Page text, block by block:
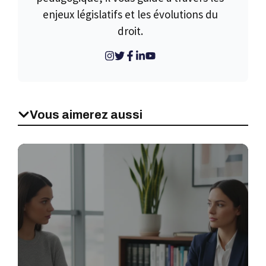
enjeux législatifs et les évolutions du
droit.
Vous aimerez aussi